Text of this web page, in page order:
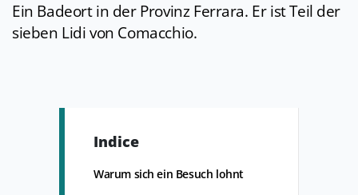
Ein Badeort in der Provinz Ferrara. Er ist Teil der
sieben Lidi von Comacchio.
Indice
Warum sich ein Besuch lohnt